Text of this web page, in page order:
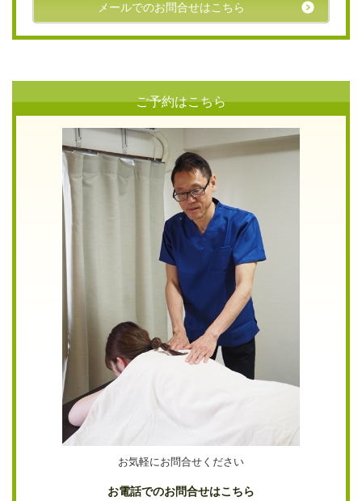
メールでのお問合せはこちら
ご予約はこちら
お気軽にお問合せください
お電話でのお問合せはこちら